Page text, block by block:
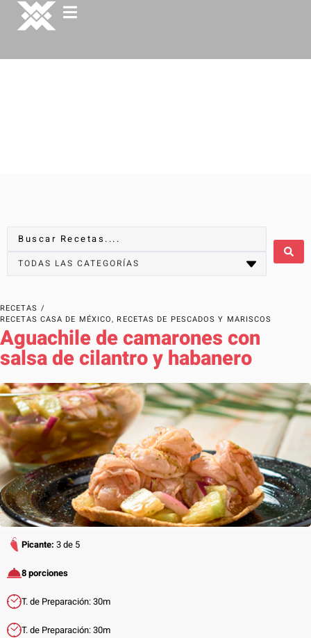
RECETAS /
RECETAS CASA DE MÉXICO, RECETAS DE PESCADOS Y MARISCOS
Aguachile de camarones con
salsa de cilantro y habanero
Picante: 3 de 5
8 porciones
T. de Preparación: 30m
T. de Preparación: 30m